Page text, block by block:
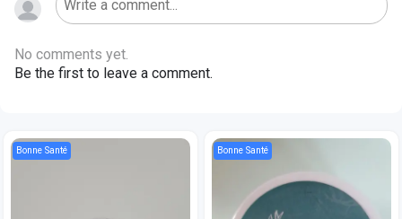
No comments yet.
Be the first to leave a comment.
Bonne Santé Bonne Santé